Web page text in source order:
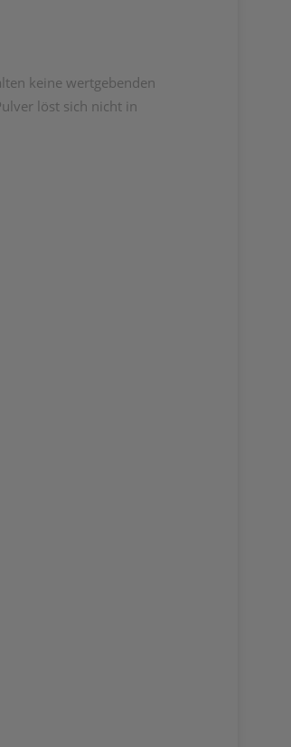
keine wertgebenden
löst sich nicht in